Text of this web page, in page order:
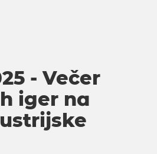
- Večer
iger na